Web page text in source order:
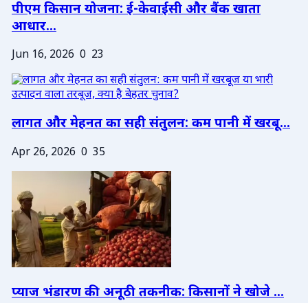
पीएम किसान योजना: ई-केवाईसी और बैंक खाता
आधार...
Jun 16, 2026 0 23
लागत और मेहनत का सही संतुलन: कम पानी में खरबू...
Apr 26, 2026 0 35
प्याज भंडारण की अनूठी तकनीक: किसानों ने खोजे ...